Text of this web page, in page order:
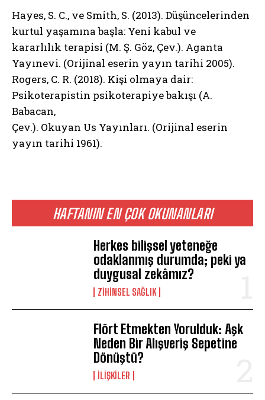
HAFTANIN EN ÇOK OKUNANLARI
Herkes bilişsel yeteneğe
odaklanmış durumda; peki ya
duygusal zekâmız?
ZIHINSEL SAĞLIK
Flört Etmekten Yorulduk: Aşk
Neden Bir Alışveriş Sepetine
Dönüştü?
İLIŞKILER
Hayes, S. C., ve Smith, S. (2013). Düşüncelerinden
kurtul yaşamına başla: Yeni kabul ve
kararlılık terapisi (M. Ş. Göz, Çev.). Aganta
Yayınevi. (Orijinal eserin yayın tarihi 2005).
Rogers, C. R. (2018). Kişi olmaya dair:
Psikoterapistin psikoterapiye bakışı (A.
Babacan,
Çev.). Okuyan Us Yayınları. (Orijinal eserin
yayın tarihi 1961).